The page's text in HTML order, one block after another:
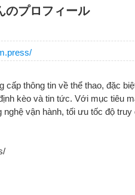
プロフィール
cấp thông tin về thể thao, đặc
kèo và tin tức. Với mục tiêu
nghệ vận hành, tối ưu tốc độ